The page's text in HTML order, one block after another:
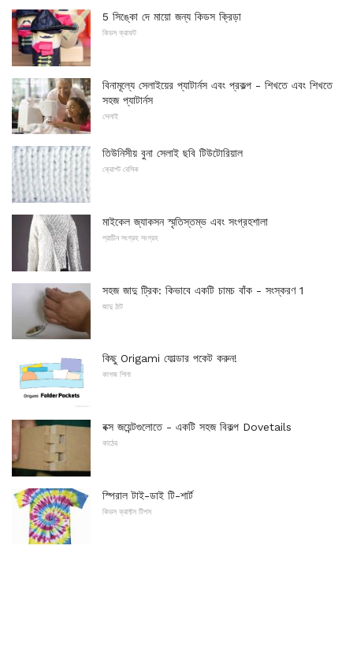
5 সিঙ্কো দে মায়ো জন্য কিডস ক্রিড়া
কিডস ক্রাফট
বিনামূল্যে সেলাইয়ের প্যাটার্নস এবং প্রকল্প - শিখতে এবং শিখতে
সহজ প্যাটার্নস
সেলাই
তিউনিসীয় বুনা সেলাই ছবি টিউটোরিয়াল
ক্রোশ্ট বেসিক
মাইকেল জ্যাকসন স্মৃতিস্তম্ভ এবং সংগ্রহশালা
প্রাচীন সংগ্রহ সংগ্রহ
সহজ জাদু ট্রিক: কিভাবে একটি চামচ বাঁক - সংস্করণ 1
জাদু ঠাট
কিছু Origami ফোল্ডার পকেট করুন!
কাগজ শিলা
বক্স জয়েন্টগুলোতে - একটি সহজ বিকল্প Dovetails
কাঠের
স্পিরাল টাই-ডাই টি-শার্ট
কিডস ক্রাফ্টস টিপস